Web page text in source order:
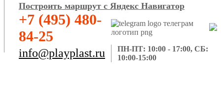
Построить маршрут с Яндекс Навигатор
+7 (495) 480-
84-25
info@playplast.ru
ПН-ПТ: 10:00 - 17:00, СБ:
10:00-15:00